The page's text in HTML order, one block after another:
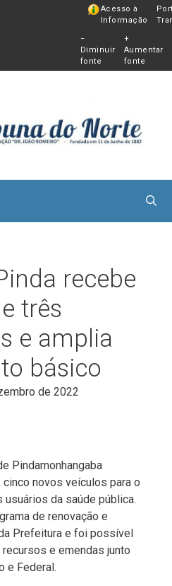
Pular
para
Acesso à
Informação
−
Diminuir
fonte
+
Aumentar
fonte
recebe
três
e amplia
básico
de 2022
Pindamonhangaba
novos veículos para o
da saúde pública.
de renovação e
Prefeitura e foi possível
e emendas junto
e Federal.